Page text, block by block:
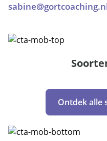
Ontdek alle